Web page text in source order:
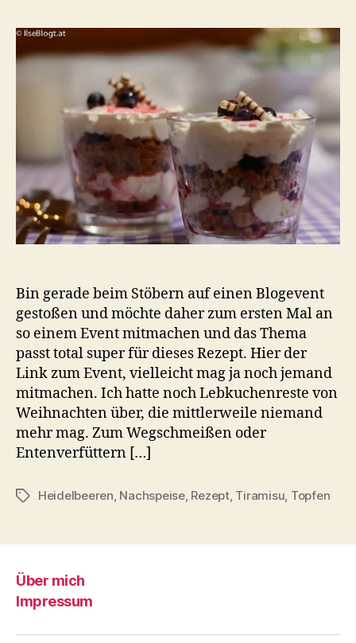
Bin gerade beim Stöbern auf einen Blogevent
gestoßen und möchte daher zum ersten Mal an
so einem Event mitmachen und das Thema
passt total super für dieses Rezept. Hier der
Link zum Event, vielleicht mag ja noch jemand
mitmachen. Ich hatte noch Lebkuchenreste von
Weihnachten über, die mittlerweile niemand
mehr mag. Zum Wegschmeißen oder
Entenverfüttern […]
Schlagwörter
Heidelbeeren, Nachspeise, Rezept, Tiramisu, Topfen
Über mich
Impressum